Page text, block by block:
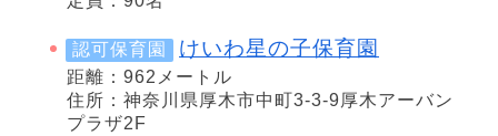
認可保育園 けいわ星の子保育園
距離：962メートル
住所：神奈川県厚木市中町3-3-9厚木アーバン
プラザ2F